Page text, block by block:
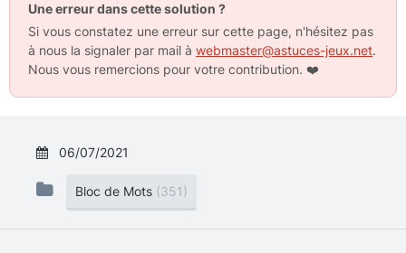
Une erreur dans cette solution ?
Si vous constatez une erreur sur cette page, n'hésitez pas
à nous la signaler par mail à webmaster@astuces-jeux.net.
Nous vous remercions pour votre contribution. ❤️
06/07/2021
Bloc de Mots (351)